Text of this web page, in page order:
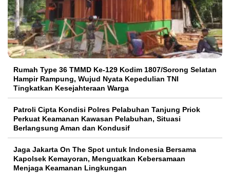
Rumah Type 36 TMMD Ke-129 Kodim 1807/Sorong Selatan
Hampir Rampung, Wujud Nyata Kepedulian TNI
Tingkatkan Kesejahteraan Warga
Patroli Cipta Kondisi Polres Pelabuhan Tanjung Priok
Perkuat Keamanan Kawasan Pelabuhan, Situasi
Berlangsung Aman dan Kondusif
Jaga Jakarta On The Spot untuk Indonesia Bersama
Kapolsek Kemayoran, Menguatkan Kebersamaan
Menjaga Keamanan Lingkungan